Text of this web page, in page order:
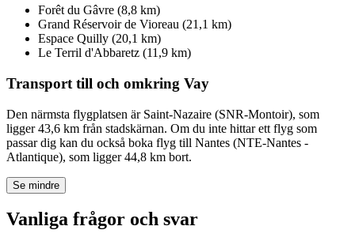
Forêt du Gâvre (8,8 km)
Grand Réservoir de Vioreau (21,1 km)
Espace Quilly (20,1 km)
Le Terril d'Abbaretz (11,9 km)
Transport till och omkring Vay
Den närmsta flygplatsen är Saint-Nazaire (SNR-Montoir), som
ligger 43,6 km från stadskärnan. Om du inte hittar ett flyg som
passar dig kan du också boka flyg till Nantes (NTE-Nantes -
Atlantique), som ligger 44,8 km bort.
Se mindre
Vanliga frågor och svar